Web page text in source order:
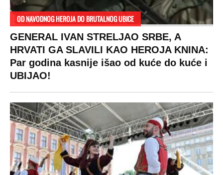
OD NAVODNOG HEROJA DO BRUTALNOG UBICE
GENERAL IVAN STRELJAO SRBE, A
HRVATI GA SLAVILI KAO HEROJA KNINA:
Par godina kasnije išao od kuće do kuće i
UBIJAO!